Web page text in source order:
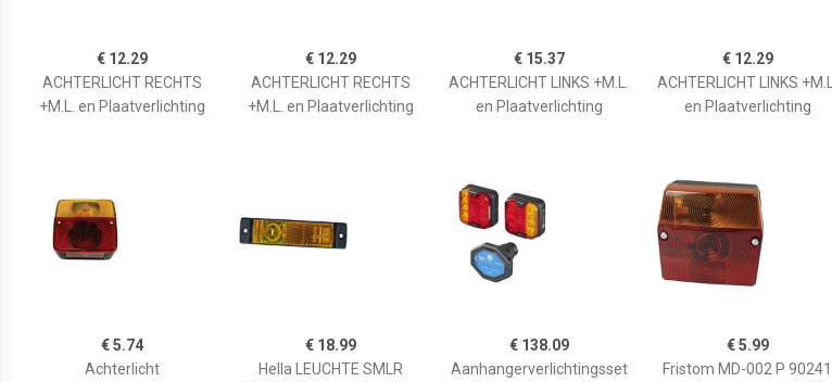
€ 12.29
ACHTERLICHT RECHTS
+M.L. en Plaatverlichting
€ 12.29
ACHTERLICHT RECHTS
+M.L. en Plaatverlichting
€ 15.37
ACHTERLICHT LINKS +M.L.
en Plaatverlichting
€ 12.29
ACHTERLICHT LINKS +M.L.
en Plaatverlichting
€ 5.74
Achterlicht
€ 18.99
Hella LEUCHTE SMLR
€ 138.09
Aanhangerverlichtingsset
€ 5.99
Fristom MD-002 P 90241